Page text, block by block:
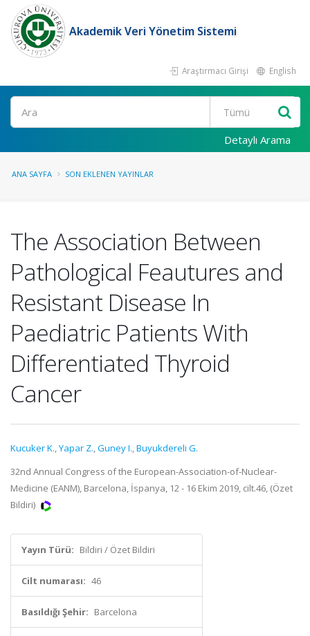
Akademik Veri Yönetim Sistemi
Araştırmacı Girişi English
Ara
Detaylı Arama
ANA SAYFA SON EKLENEN YAYINLAR
The Association Between
Pathological Feautures and
Resistant Disease In
Paediatric Patients With
Differentiated Thyroid
Cancer
Kucuker K.,Yapar Z.,Guney I.,Buyukdereli G.
32nd Annual Congress of the European-Association-of-Nuclear-
Medicine (EANM), Barcelona, İspanya, 12 - 16 Ekim 2019, cilt.46, (Özet
Bildiri)
Yayın Türü: Bildiri / Özet Bildiri
Cilt numarası: 46
Basıldığı Şehir: Barcelona